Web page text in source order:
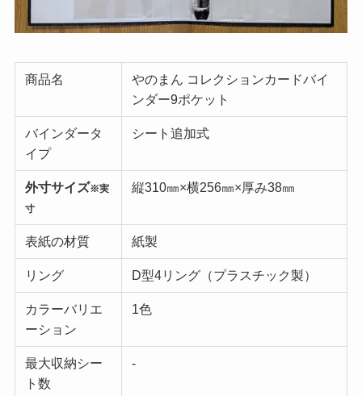
商品名
やのまん コレクションカードバイ
ンダー9ポケット
バインダータ
イプ
シート追加式
外寸サイズ※実
寸
縦310㎜×横256㎜×厚み38㎜
表紙の材質 紙製
リング D型4リング（プラスチック製）
カラーバリエ
ーション
1色
最大収納シー
ト数
‐